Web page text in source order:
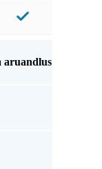
aruandlus